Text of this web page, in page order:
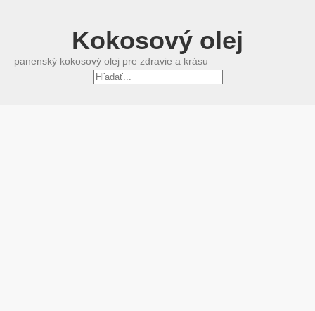
Kokosový olej
panenský kokosový olej pre zdravie a krásu